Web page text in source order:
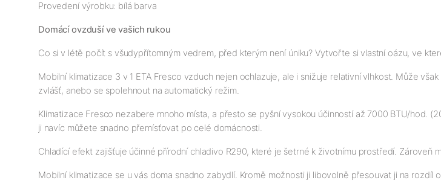
Provedení výrobku: bílá barva
Domácí ovzduší ve vašich rukou
Co si v létě počít s všudypřítomným vedrem, před kterým není úniku? Vytvořte si vlastní oázu, ve
Mobilní klimatizace 3 v 1 ETA Fresco vzduch nejen ochlazuje, ale i snižuje relativní vlhkost. Může
zvlášť, anebo se spolehnout na automatický režim.
Klimatizace Fresco nezabere mnoho místa, a přesto se pyšní vysokou účinností až 7000 BTU/hod.
ji navíc můžete snadno přemísťovat po celé domácnosti.
Chladící efekt zajišťuje účinné přírodní chladivo R290, které je šetrné k životnímu prostředí.
Mobilní klimatizace se u vás doma snadno zabydlí. Kromě možnosti ji libovolně přesouvat ji na